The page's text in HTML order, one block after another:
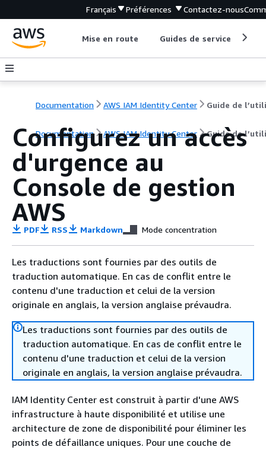
Français Préférences Contactez-nous
Mise en route Guides de service
Documentation AWS IAM Identity Center
Documentation AWS IAM Identity Center Guide de
Configurez un accès
d'urgence au
Console de gestion
AWS
PDF RSS Markdown Mode concentration
Les traductions sont fournies par des outils de
traduction automatique. En cas de conflit entre le
contenu d'une traduction et celui de la version
originale en anglais, la version anglaise prévaudra.
Les traductions sont fournies par des outils de
traduction automatique. En cas de conflit entre le
contenu d'une traduction et celui de la version
originale en anglais, la version anglaise prévaudra.
IAM Identity Center est construit à partir d'une AWS
infrastructure à haute disponibilité et utilise une
architecture de zone de disponibilité pour éliminer les
points de défaillance uniques. Pour une couche de